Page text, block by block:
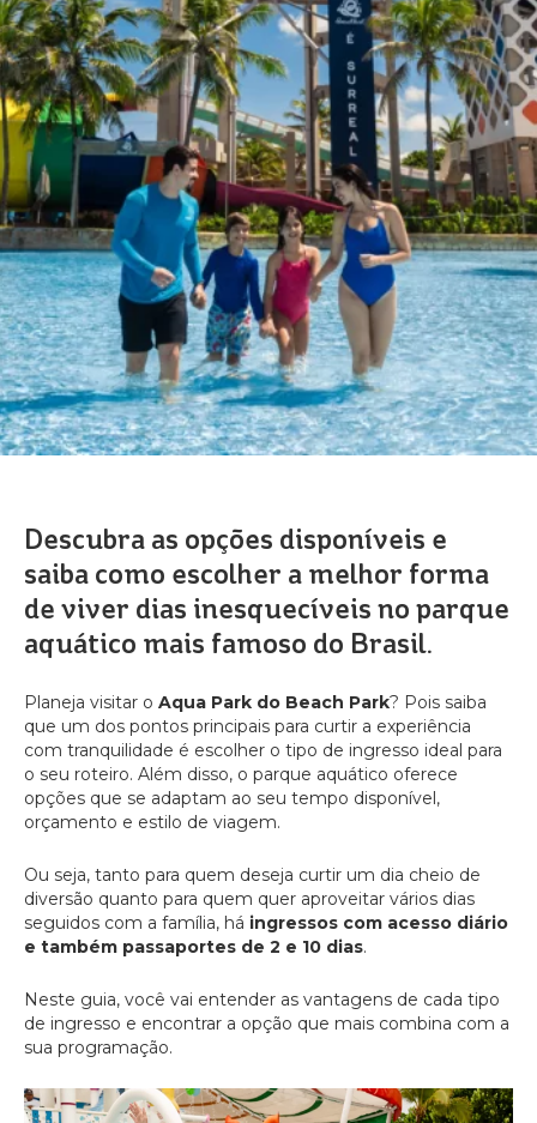
BEACH
PARK
RESORT
Descubra as opções disponíveis e
saiba como escolher a melhor forma
de viver dias inesquecíveis no parque
aquático mais famoso do Brasil.
Planeja visitar o Aqua Park do Beach Park? Pois saiba
que um dos pontos principais para curtir a experiência
com tranquilidade é escolher o tipo de ingresso ideal para
o seu roteiro. Além disso, o parque aquático oferece
opções que se adaptam ao seu tempo disponível,
orçamento e estilo de viagem.
Ou seja, tanto para quem deseja curtir um dia cheio de
diversão quanto para quem quer aproveitar vários dias
seguidos com a família, há ingressos com acesso diário
e também passaportes de 2 e 10 dias.
Neste guia, você vai entender as vantagens de cada tipo
de ingresso e encontrar a opção que mais combina com a
sua programação.